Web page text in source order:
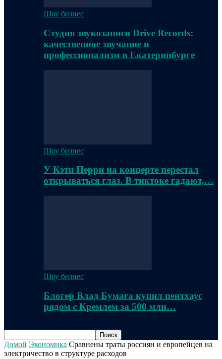
Шоу бизнес
Студия звукозаписи Drive Records:
качественное звучание и
профессионализм в Екатеринбурге
Шоу бизнес
У Кэти Перри на концерте перестал
открываться глаз. В тиктоке гадают,…
Шоу бизнес
Блогер Влад Бумага купил пентхаус
рядом с Кремлем за 500 млн…
Домой Экономика Сравнены траты россиян и европейцев на
электричество в структуре расходов